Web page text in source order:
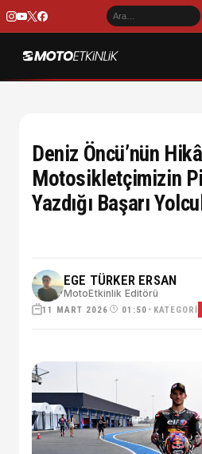
Deniz Öncü’nün
Motosikletçimizin
Yazdığı Başarı
EGE TÜRKER ERSAN
MotoEtkinlik Editörü
11 MART 2026 01:50 • KATEGORI